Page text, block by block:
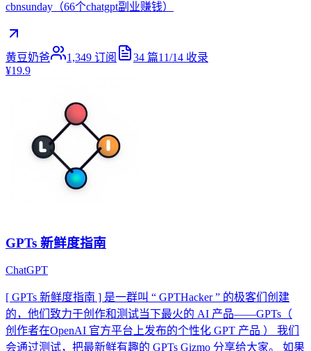
cbnsunday（66个chatgpt副业赚钱）
黄豆奶爸 1,349 订阅 34 篇11/14 收录
¥19.9
GPTs 新鲜度指南
ChatGPT
[ GPTs 新鲜度指南 ] 是一群叫 “ GPTHacker ” 的极客们创建
的，他们致力于创作和测试当下最火的 AI 产品——GPTs（
创作者在OpenAI 官方平台上发布的个性化 GPT 产品 ） 我们
会通过测试，把最新鲜有趣的 GPTs Gizmo 分享给大家。 如果